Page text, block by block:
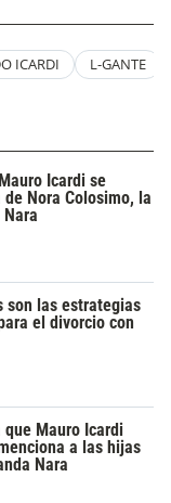
ICARDI L-GANTE
Icardi se
Nora Colosimo, la
son las estrategias
el divorcio con
Mauro Icardi
a las hijas
Nara